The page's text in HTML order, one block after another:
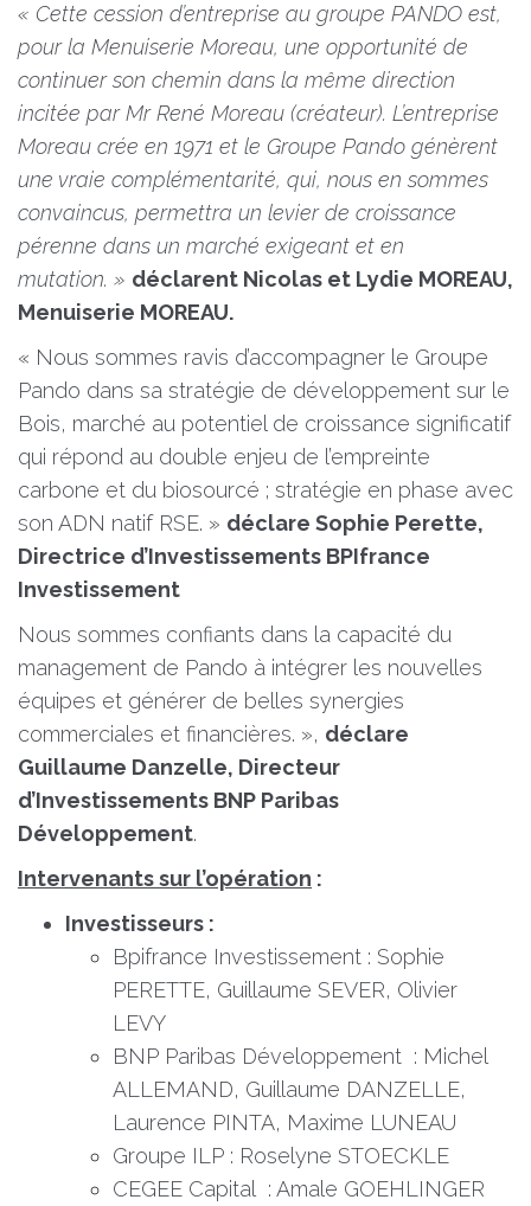
« Cette cession d’entreprise au groupe PANDO est,
pour la Menuiserie Moreau, une opportunité de
continuer son chemin dans la même direction
incitée par Mr René Moreau (créateur). L’entreprise
Moreau crée en 1971 et le Groupe Pando génèrent
une vraie complémentarité, qui, nous en sommes
convaincus, permettra un levier de croissance
pérenne dans un marché exigeant et en
mutation. » déclarent Nicolas et Lydie MOREAU,
Menuiserie MOREAU.
« Nous sommes ravis d’accompagner le Groupe
Pando dans sa stratégie de développement sur le
Bois, marché au potentiel de croissance significatif
qui répond au double enjeu de l’empreinte
carbone et du biosourcé ; stratégie en phase avec
son ADN natif RSE. » déclare Sophie Perette,
Directrice d’Investissements BPIfrance
Investissement
Nous sommes confiants dans la capacité du
management de Pando à intégrer les nouvelles
équipes et générer de belles synergies
commerciales et financières. », déclare
Guillaume Danzelle, Directeur
d’Investissements BNP Paribas
Développement.
Intervenants sur l’opération :
Investisseurs :
Bpifrance Investissement : Sophie
PERETTE, Guillaume SEVER, Olivier
LEVY
BNP Paribas Développement : Michel
ALLEMAND, Guillaume DANZELLE,
Laurence PINTA, Maxime LUNEAU
Groupe ILP : Roselyne STOECKLE
CEGEE Capital : Amale GOEHLINGER